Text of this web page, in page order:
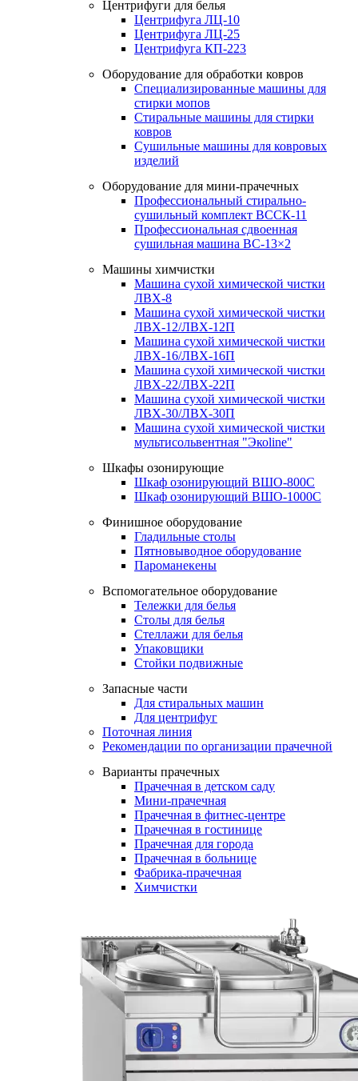
Центрифуги для белья
Центрифуга ЛЦ-10
Центрифуга ЛЦ-25
Центрифуга КП-223
Оборудование для обработки ковров
Специализированные машины для
стирки мопов
Стиральные машины для стирки
ковров
Сушильные машины для ковровых
изделий
Оборудование для мини-прачечных
Профессиональный стирально-
сушильный комплект ВССК-11
Профессиональная сдвоенная
сушильная машина ВС-13×2
Машины химчистки
Машина сухой химической чистки
ЛВХ-8
Машина сухой химической чистки
ЛВХ-12/ЛВХ-12П
Машина сухой химической чистки
ЛВХ-16/ЛВХ-16П
Машина сухой химической чистки
ЛВХ-22/ЛВХ-22П
Машина сухой химической чистки
ЛВХ-30/ЛВХ-30П
Машина сухой химической чистки
мультисольвентная "Экоline"
Шкафы озонирующие
Шкаф озонирующий ВШО-800С
Шкаф озонирующий ВШО-1000С
Финишное оборудование
Гладильные столы
Пятновыводное оборудование
Пароманекены
Вспомогательное оборудование
Тележки для белья
Столы для белья
Стеллажи для белья
Упаковщики
Стойки подвижные
Запасные части
Для стиральных машин
Для центрифуг
Поточная линия
Рекомендации по организации прачечной
Варианты прачечных
Прачечная в детском саду
Мини-прачечная
Прачечная в фитнес-центре
Прачечная в гостинице
Прачечная для города
Прачечная в больнице
Фабрика-прачечная
Химчистки